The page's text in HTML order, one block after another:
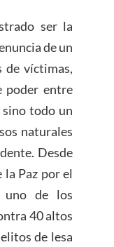
ser la
de un
de víctimas,
poder entre
sino todo un
naturales
Desde
la Paz por el
uno de los
40 altos
de lesa